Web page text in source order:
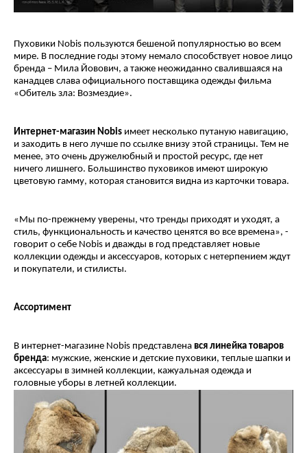
Пуховики Nobis пользуются бешеной популярностью во всем
мире. В последние годы этому немало способствует новое лицо
бренда – Мила Йовович, а также неожиданно свалившаяся на
канадцев слава официального поставщика одежды фильма
«Обитель зла: Возмездие».
Интернет-магазин Nobis имеет несколько путаную навигацию,
и заходить в него лучше по ссылке внизу этой страницы. Тем не
менее, это очень дружелюбный и простой ресурс, где нет
ничего лишнего. Большинство пуховиков имеют широкую
цветовую гамму, которая становится видна из карточки товара.
«Мы по-прежнему уверены, что тренды приходят и уходят, а
стиль, функциональность и качество ценятся во все времена», -
говорит о себе Nobis и дважды в год представляет новые
коллекции одежды и аксессуаров, которых с нетерпением ждут
и покупатели, и стилисты.
Ассортимент
В интернет-магазине Nobis представлена вся линейка товаров
бренда: мужские, женские и детские пуховики, теплые шапки и
аксессуары в зимней коллекции, кажуальная одежда и
головные уборы в летней коллекции.